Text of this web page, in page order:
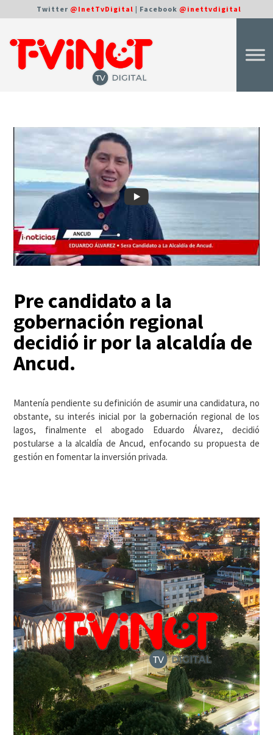
Twitter @InetTvDigital | Facebook @inettvdigital
Pre candidato a la
gobernación regional
decidió ir por la alcaldía de
Ancud.
Mantenía pendiente su definición de asumir una candidatura, no
obstante, su interés inicial por la gobernación regional de los
lagos, finalmente el abogado Eduardo Álvarez, decidió
postularse a la alcaldía de Ancud, enfocando su propuesta de
gestión en fomentar la inversión privada.